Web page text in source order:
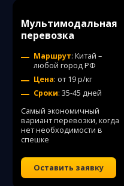
Мультимодальная
перевозка
Маршрут: Китай –
любой город РФ
Цена: от 19 р/кг
Сроки: 35-45 дней
Самый экономичный
вариант перевозки, когда
нет необходимости в
спешке
Оставить заявку